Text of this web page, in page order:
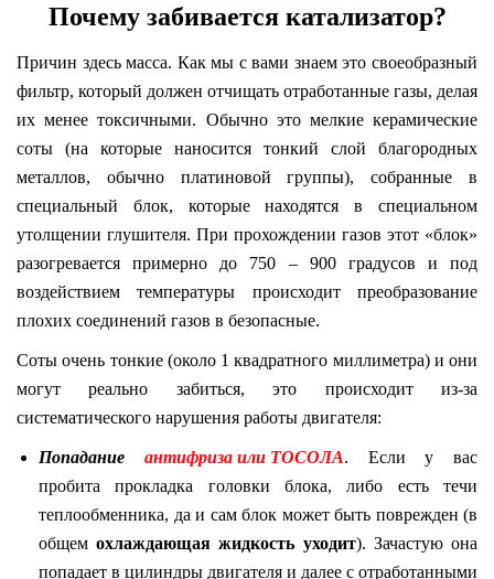
Почему забивается катализатор?
Причин здесь масса. Как мы с вами знаем это своеобразный
фильтр, который должен отчищать отработанные газы, делая
их менее токсичными. Обычно это мелкие керамические
соты (на которые наносится тонкий слой благородных
металлов, обычно платиновой группы), собранные в
специальный блок, которые находятся в специальном
утолщении глушителя. При прохождении газов этот «блок»
разогревается примерно до 750 – 900 градусов и под
воздействием температуры происходит преобразование
плохих соединений газов в безопасные.
Соты очень тонкие (около 1 квадратного миллиметра) и они
могут реально забиться, это происходит из-за
систематического нарушения работы двигателя:
Попадание антифриза или ТОСОЛА. Если у вас
пробита прокладка головки блока, либо есть течи
теплообменника, да и сам блок может быть поврежден (в
общемохлаждающая жидкость уходит). Зачастую она
попадает в цилиндры двигателя и далее с отработанными